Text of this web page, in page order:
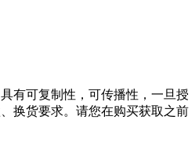
有可复制性，可传播性，一旦授
换货要求。请您在购买获取之前